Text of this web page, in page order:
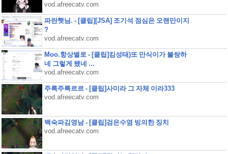
vod.afreecatv.com
파란햇님. - [클립][JSA] 조기석 점심은 오랜만이지
?
vod.afreecatv.com
Moo.항상별로 - [클립]킴성태)또 만식이가 불쌍하
네 그렇게 됐네 ...
vod.afreecatv.com
주륵주륵르르 - [클립]사미라 그 자체 이라333
vod.afreecatv.com
백숙파김영남 - [클립]검은수염 빙의한 징치
vod.afreecatv.com